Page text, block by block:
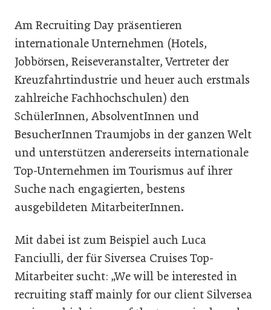
Am Recruiting Day präsentieren
internationale Unternehmen (Hotels,
Jobbörsen, Reiseveranstalter, Vertreter der
Kreuzfahrtindustrie und heuer auch erstmals
zahlreiche Fachhochschulen) den
SchülerInnen, AbsolventInnen und
BesucherInnen Traumjobs in der ganzen Welt
und unterstützen andererseits internationale
Top-Unternehmen im Tourismus auf ihrer
Suche nach engagierten, bestens
ausgebildeten MitarbeiterInnen.
Mit dabei ist zum Beispiel auch Luca
Fanciulli, der für Siversea Cruises Top-
Mitarbeiter sucht: „We will be interested in
recruiting staff mainly for our client Silversea